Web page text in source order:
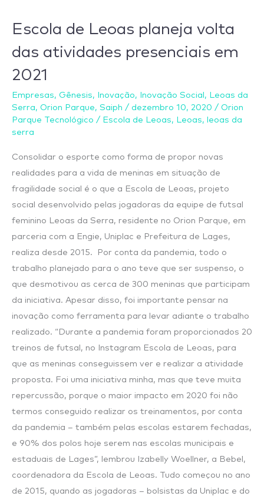
Escola de Leoas planeja volta
das atividades presenciais em
2021
Empresas, Gênesis, Inovação, Inovação Social , Leoas da
Serra, Orion Parque, Saiph / dezembro 10, 2020 / Orion
Parque Tecnológico / Escola de Leoas, Leoas, leoas da
serra
Consolidar o esporte como forma de propor novas
realidades para a vida de meninas em situação de
fragilidade social é o que a Escola de Leoas, projeto
social desenvolvido pelas jogadoras da equipe de futsal
feminino Leoas da Serra, residente no Orion Parque, em
parceria com a Engie, Uniplac e Prefeitura de Lages,
realiza desde 2015. Por conta da pandemia, todo o
trabalho planejado para o ano teve que ser suspenso, o
que desmotivou as cerca de 300 meninas que participam
da iniciativa. Apesar disso, foi importante pensar na
inovação como ferramenta para levar adiante o trabalho
realizado. “Durante a pandemia foram proporcionados 20
treinos de futsal, no Instagram Escola de Leoas, para
que as meninas conseguissem ver e realizar a atividade
proposta. Foi uma iniciativa minha, mas que teve muita
repercussão, porque o maior impacto em 2020 foi não
termos conseguido realizar os treinamentos, por conta
da pandemia – também pelas escolas estarem fechadas,
e 90% dos polos hoje serem nas escolas municipais e
estaduais de Lages”, lembrou Izabelly Woellner, a Bebel,
coordenadora da Escola de Leoas. Tudo começou no ano
de 2015, quando as jogadoras – bolsistas da Uniplac e do
Escola
Leoas
planeja
das
atividades
presenciais